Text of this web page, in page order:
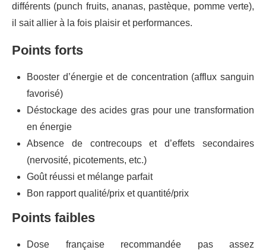
différents (punch fruits, ananas, pastèque, pomme verte),
il sait allier à la fois plaisir et performances.
Points forts
Booster d’énergie et de concentration (afflux sanguin
favorisé)
Déstockage des acides gras pour une transformation
en énergie
Absence de contrecoups et d’effets secondaires
(nervosité, picotements, etc.)
Goût réussi et mélange parfait
Bon rapport qualité/prix et quantité/prix
Points faibles
Dose française recommandée pas assez